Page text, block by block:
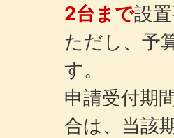
2台まで設
ただし、予
す。
申請受付期
合は、当該